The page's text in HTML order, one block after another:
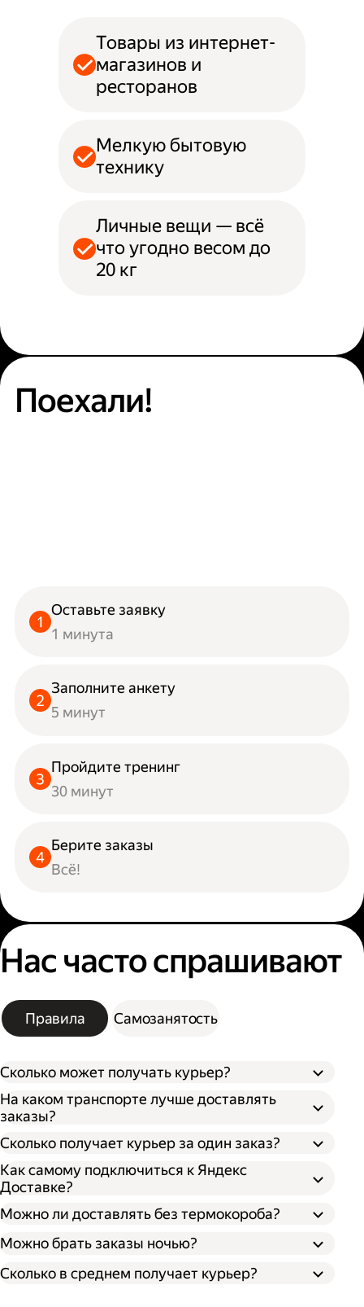
Товары из интернет-
магазинов и
ресторанов
Мелкую бытовую
технику
Личные вещи — всё
что угодно весом до
20 кг
Поехали!
Оставьте заявку
1 минута
Заполните анкету
5 минут
Пройдите тренинг
30 минут
Берите заказы
Всё!
Нас часто спрашивают
Правила Самозанятость
Сколько может получать курьер?
На каком транспорте лучше доставлять
заказы?
Сколько получает курьер за один заказ?
Как самому подключиться к Яндекс
Доставке?
Можно ли доставлять без термокороба?
Можно брать заказы ночью?
Сколько в среднем получает курьер?